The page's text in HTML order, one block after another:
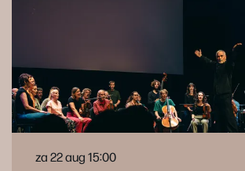
za 22 aug15:00